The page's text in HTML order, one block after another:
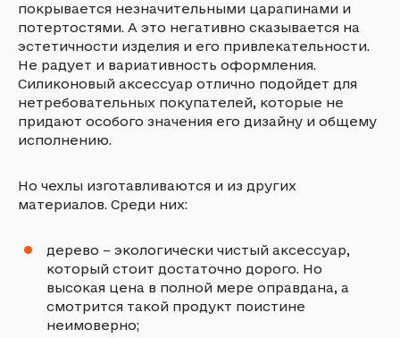
покрывается незначительными царапинами и
потертостями. А это негативно сказывается на
эстетичности изделия и его привлекательности.
Не радует и вариативность оформления.
Силиконовый аксессуар отлично подойдет для
нетребовательных покупателей, которые не
придают особого значения его дизайну и общему
исполнению.
Но чехлы изготавливаются и из других
материалов. Среди них:
дерево – экологически чистый аксессуар,
который стоит достаточно дорого. Но
высокая цена в полной мере оправдана, а
смотрится такой продукт поистине
неимоверно;